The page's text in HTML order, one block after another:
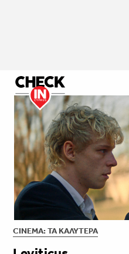
CINEMA: ΤΑ ΚΑΛΎΤΕΡΑ